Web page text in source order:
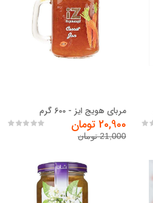
مربای هویج ایز - 600 گرم
20,900 تومان
21,000 تومان